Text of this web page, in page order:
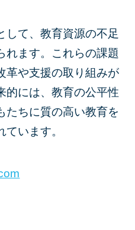
して、教育資源の不足
れます。これらの課題
革や支援の取り組みが
的には、教育の公平性
たちに質の高い教育を
います。